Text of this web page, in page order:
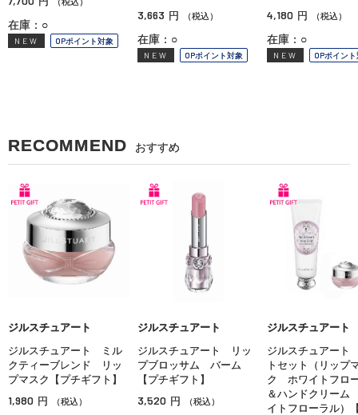
在庫：○
NEW OPポイント対象
3,663 円 （税込）
在庫：○
NEW OPポイント対象
4,180 円 （税込）
在庫：○
NEW OPポイン
RECOMMEND おすすめ
ジルスチュアート
ジルスチュアート ミル
クティーブレンド リッ
プマスク【プチギフト】
1,980 円 （税込）
ジルスチュアート
ジルスチュアート リッ
プブロッサム バーム
【プチギフト】
3,520 円 （税込）
ジルスチュアート
ジルスチュアー
トセット（リップ
ク ホワイトフロ
＆ハンドクリー
イトフローラル）